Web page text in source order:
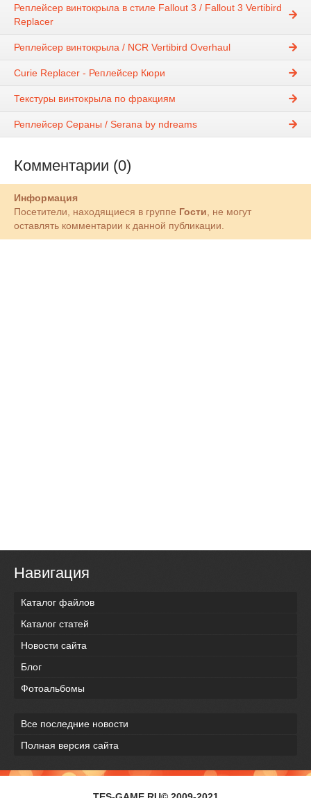
Реплейсер винтокрыла в стиле Fallout 3 / Fallout 3 Vertibird
Replacer
Реплейсер винтокрыла / NCR Vertibird Overhaul
Curie Replacer - Реплейсер Кюри
Текстуры винтокрыла по фракциям
Реплейсер Сераны / Serana by ndreams
Комментарии (0)
Информация
Посетители, находящиеся в группе Гости, не могут
оставлять комментарии к данной публикации.
Навигация
Каталог файлов
Каталог статей
Новости сайта
Блог
Фотоальбомы
Все последние новости
Полная версия сайта